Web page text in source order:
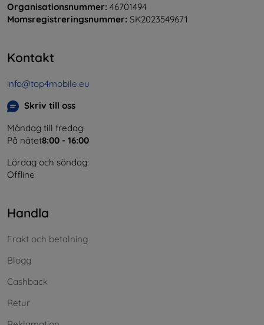
Organisationsnummer: 46701494
Momsregistreringsnummer: SK2023549671
Kontakt
info@top4mobile.eu
Skriv till oss
Måndag till fredag:
På nätet8:00 - 16:00
Lördag och söndag:
Offline
Handla
Frakt och betalning
Blogg
Cashback
Retur